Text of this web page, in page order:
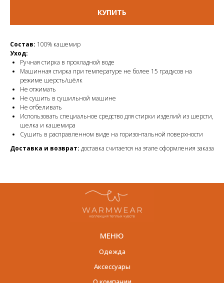
КУПИТЬ
Состав: 100% кашемир
Уход:
Ручная стирка в прохладной воде
Машинная стирка при температуре не более 15 градусов на
режиме шерсть/шёлк
Не отжимать
Не сушить в сушильной машине
Не отбеливать
Использовать специальное средство для стирки изделий из шерсти,
шелка и кашемира
Сушить в расправленном виде на горизонтальной поверхности
Доставка и возврат: доставка считается на этапе оформления заказа
МЕНЮ
Аксессуары
Одежда